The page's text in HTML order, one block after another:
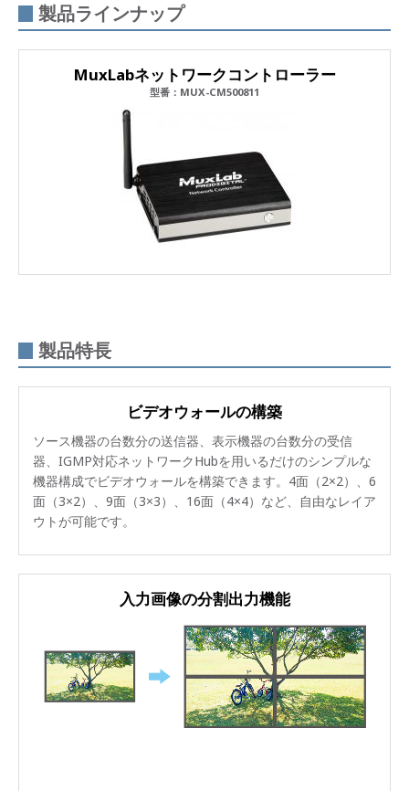
製品ラインナップ
MuxLabネットワークコントローラー
型番：MUX-CM500811
製品特長
ビデオウォールの構築
ソース機器の台数分の送信器、表示機器の台数分の受信
器、IGMP対応ネットワークHubを用いるだけのシンプルな
機器構成でビデオウォールを構築できます。4面（2×2）、6
面（3×2）、9面（3×3）、16面（4×4）など、自由なレイア
ウトが可能です。
入力画像の分割出力機能